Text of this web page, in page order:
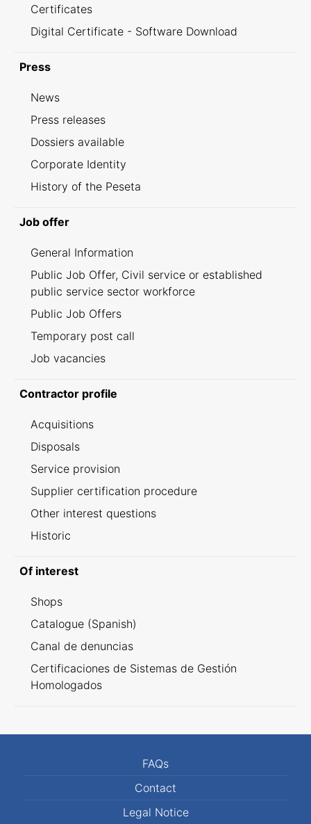
Certificates
Digital Certificate - Software Download
Press
News
Press releases
Dossiers available
Corporate Identity
History of the Peseta
Job offer
General Information
Public Job Offer, Civil service or established
public service sector workforce
Public Job Offers
Temporary post call
Job vacancies
Contractor profile
Acquisitions
Disposals
Service provision
Supplier certification procedure
Other interest questions
Historic
Of interest
Shops
Catalogue (Spanish)
Canal de denuncias
Certificaciones de Sistemas de Gestión
Homologados
FAQs
Contact
Legal Notice